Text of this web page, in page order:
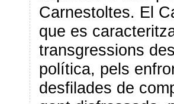
Carnestoltes. El
que es
transgressions
política, pels
desfilades de